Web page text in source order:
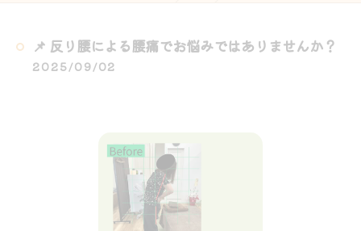
📌 反り腰による腰痛でお悩みではありませんか？
2025/09/02